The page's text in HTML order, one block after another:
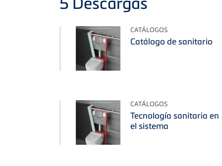
CATÁLOGOS
Catálogo de sanitario
CATÁLOGOS
Tecnología sanitaria en
el sistema